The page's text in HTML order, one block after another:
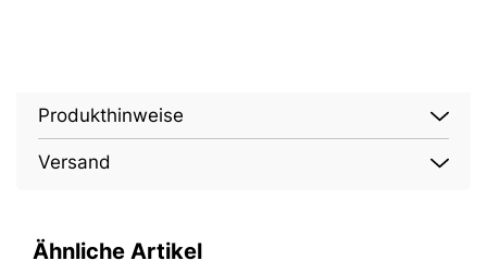
Produkthinweise
Versand
Ähnliche Artikel